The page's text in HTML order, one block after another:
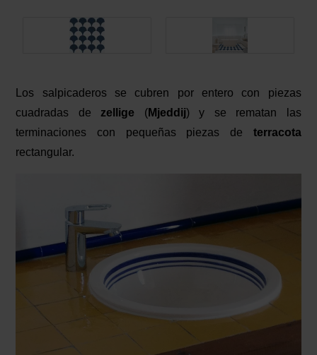
Los salpicaderos se cubren por entero con piezas
cuadradas de zellige (Mjeddij) y se rematan las
terminaciones con pequeñas piezas de terracota
rectangular.